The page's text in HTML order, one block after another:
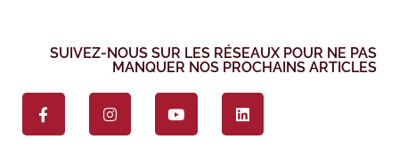
SUIVEZ-NOUS SUR LES RÉSEAUX POUR NE PAS
MANQUER NOS PROCHAINS ARTICLES